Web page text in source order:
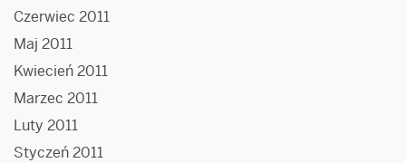
Czerwiec 2011
Maj 2011
Kwiecień 2011
Marzec 2011
Luty 2011
Styczeń 2011